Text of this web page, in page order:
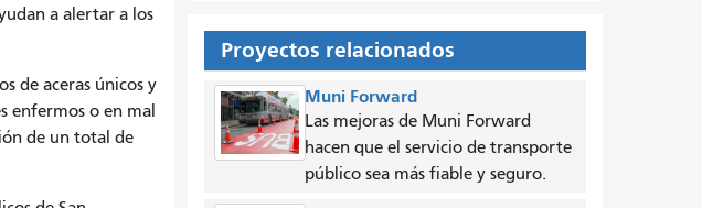
a alertar a los
de aceras únicos y
enfermos o en mal
de un total de
Proyectos relacionados
Muni Forward
Las mejoras de Muni Forward
hacen que el servicio de transporte
público sea más fiable y seguro.